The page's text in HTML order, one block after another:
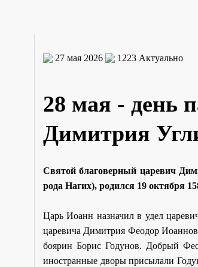
27 мая 2026 1223 Актуально
28 мая - день
Димитрия
Святой благоверный царевич
рода Нагих), родился 19 октября
Царь Иоанн назначил в удел
царевича Димитрия Феодор
боярин Борис Годунов. Добрый
иностранные дворы присылали